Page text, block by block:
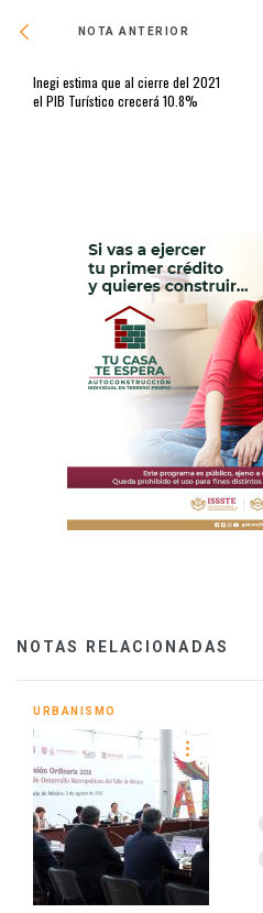
NOTA ANTERIOR
Inegi estima que al cierre del 2021
el PIB Turístico crecerá 10.8%
NOTAS RELACIONADAS
URBANISMO